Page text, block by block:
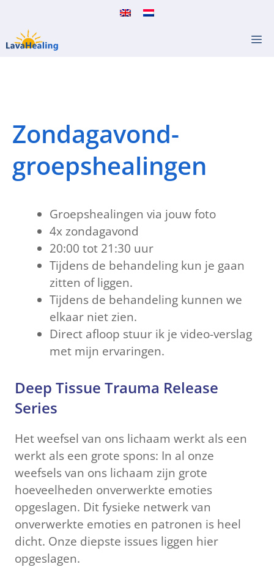
de
Zondagavond-
groepshealingen
Groepshealingen via jouw foto
4x zondagavond
20:00 tot 21:30 uur
Tijdens de behandeling kun je gaan
zitten of liggen.
Tijdens de behandeling kunnen we
elkaar niet zien.
Direct afloop stuur ik je video-verslag
met mijn ervaringen.
Deep Tissue Trauma Release
Series
Het weefsel van ons lichaam werkt als een
werkt als een grote spons: In al onze
weefsels van ons lichaam zijn grote
hoeveelheden onverwerkte emoties
opgeslagen. Dit fysieke netwerk van
onverwerkte emoties en patronen is heel
dicht. Onze diepste issues liggen hier
opgeslagen.